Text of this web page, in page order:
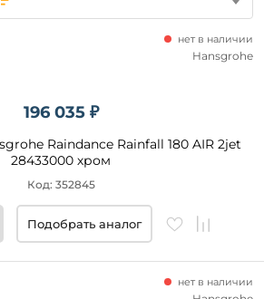
196 035 ₽
Raindance Rainfall 180 AIR 2jet
28433000 хром
нет в наличии
Код: 352845
Hansgrohe
Подобрать аналог
нет в наличии